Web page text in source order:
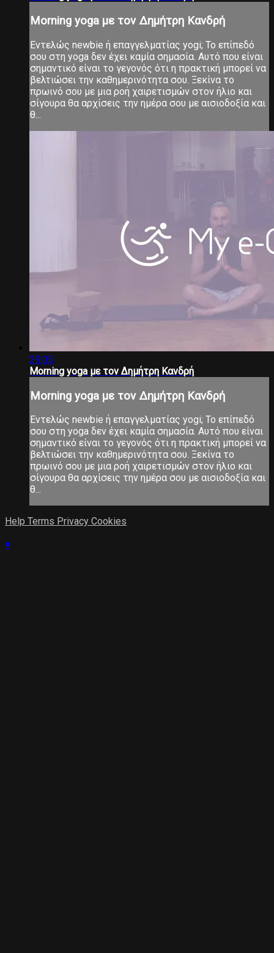
Morning yoga με τον Δημήτρη Κανδρή
Εντελώς newbie ή επαγγελματίας yogi; Το επίπεδό
σου στη yoga δεν έχει καμία σημασία. Αυτό που είναι
σημαντικό είναι το γεγονός ότι η πρακτική μπορεί να
βελτιώσει την καθημερινότητα σου. Ξεκίνα το
πρωινό σου με μια ροή χαιρετισμών στον ήλιο και
σίγουρα θα αρχίσεις την ημέρα σου με αισιοδοξία και
θ...
29:05
Morning yoga με τον Δημήτρη Κανδρή
Morning yoga με τον Δημήτρη Κανδρή
Εντελώς newbie ή επαγγελματίας yogi; Το επίπεδό
σου στη yoga δεν έχει καμία σημασία. Αυτό που είναι
σημαντικό είναι το γεγονός ότι η πρακτική μπορεί να
βελτιώσει την καθημερινότητα σου. Ξεκίνα το
πρωινό σου με μια ροή χαιρετισμών στον ήλιο και
σίγουρα θα αρχίσεις την ημέρα σου με αισιοδοξία και
θ...
Help Terms Privacy Cookies
×